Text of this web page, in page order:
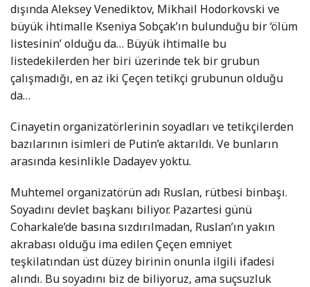
dışında Aleksey Venediktov, Mikhail Hodorkovski ve
büyük ihtimalle Kseniya Sobçak’ın bulunduğu bir ‘ölüm
listesinin’ olduğu da… Büyük ihtimalle bu
listedekilerden her biri üzerinde tek bir grubun
çalışmadığı, en az iki Çeçen tetikçi grubunun olduğu
da…
Cinayetin organizatörlerinin soyadları ve tetikçilerden
bazılarının isimleri de Putin’e aktarıldı. Ve bunların
arasında kesinlikle Dadayev yoktu.
Muhtemel organizatörün adı Ruslan, rütbesi binbaşı.
Soyadını devlet başkanı biliyor. Pazartesi günü
Coharkale’de basına sızdırılmadan, Ruslan’ın yakın
akrabası olduğu ima edilen Çeçen emniyet
teşkilatından üst düzey birinin onunla ilgili ifadesi
alındı. Bu soyadını biz de biliyoruz, ama suçsuzluk